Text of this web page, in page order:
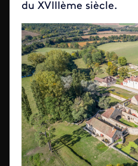
du XVIIIème siècle.